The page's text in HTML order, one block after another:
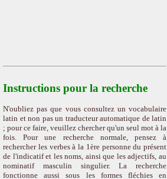
Instructions pour la recherche
N'oubliez pas que vous consultez un vocabulaire
latin et non pas un traducteur automatique de latin
; pour ce faire, veuillez chercher qu'un seul mot à la
fois. Pour une recherche normale, pensez à
rechercher les verbes à la 1ère personne du présent
de l'indicatif et les noms, ainsi que les adjectifs, au
nominatif masculin singulier. La recherche
fonctionne aussi sous les formes fléchies en